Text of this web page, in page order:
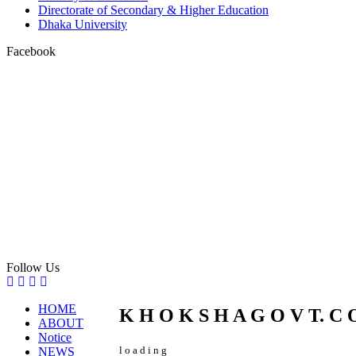
Directorate of Secondary & Higher Education
Dhaka University
Facebook
Follow Us
HOME
ABOUT
Notice
NEWS
K H O K S H A G O V T. C
l o a d i n g